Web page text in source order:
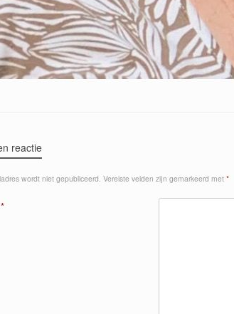
reactie
wordt niet gepubliceerd. Vereiste velden zijn gemarkeerd met *
*